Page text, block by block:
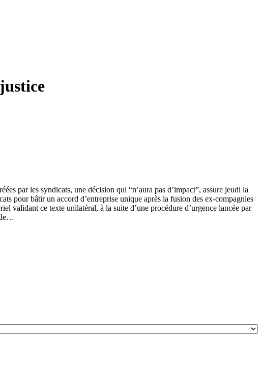
par les syndicats, une décision qui “n’aura pas d’impact”, assure jeudi la
pour bâtir un accord d’entreprise unique après la fusion des ex-compagnies
ce texte unilatéral, à la suite d’une procédure d’urgence lancée par
de…